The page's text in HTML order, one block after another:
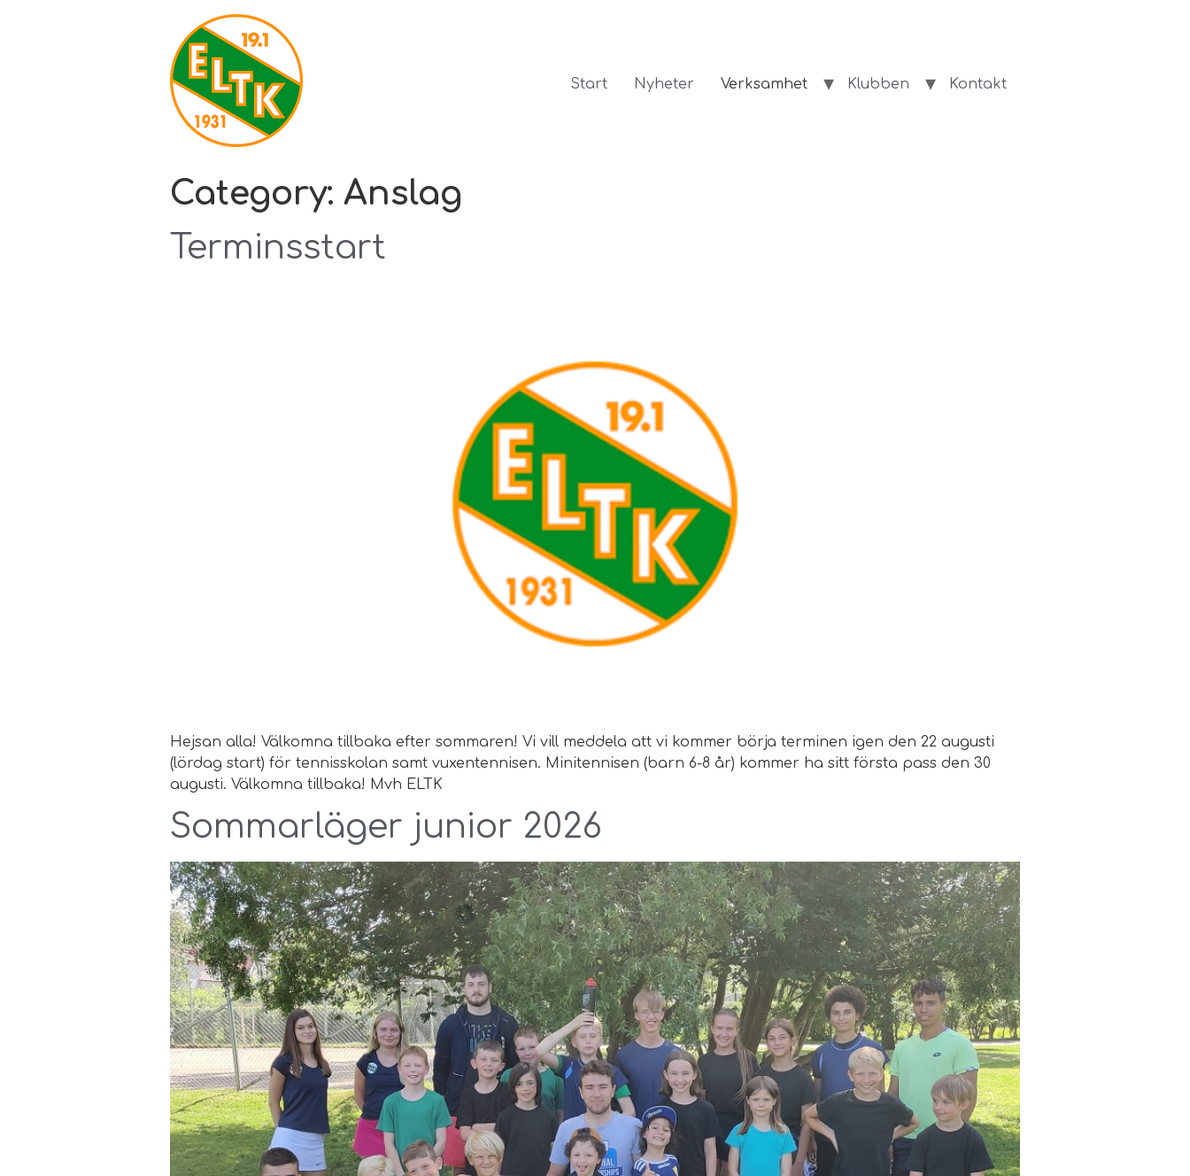
Start Nyheter Verksamhet Klubben Kontakt
Category: Anslag
Terminsstart
Hejsan alla! Välkomna tillbaka efter sommaren! Vi vill meddela att vi kommer börja terminen igen den 22 augusti
(lördag start) för tennisskolan samt vuxentennisen. Minitennisen (barn 6-8 år) kommer ha sitt första pass den 30
augusti. Välkomna tillbaka! Mvh ELTK
Sommarläger junior 2026